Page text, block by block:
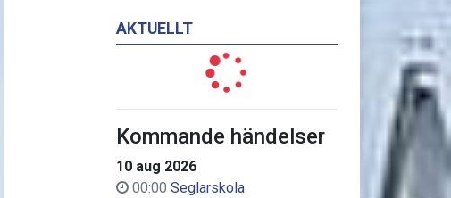
AKTUELLT
Kommande händelser
10 aug 2026
00:00 Seglarskola